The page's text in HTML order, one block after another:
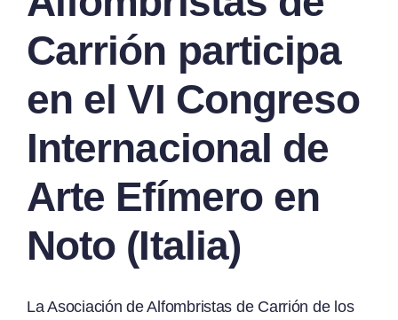
Carrión participa
en el VI Congreso
Internacional de
Arte Efímero en
Noto (Italia)
La Asociación de Alfombristas de Carrión de los